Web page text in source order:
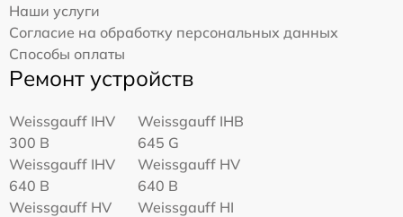
Наши услуги
Согласие на обработку персональных данных
Способы оплаты
Ремонт устройств
Weissgauff IHV
300 B
Weissgauff IHB
645 G
Weissgauff IHV
640 B
Weissgauff HV
640 B
Weissgauff HV
Weissgauff HI